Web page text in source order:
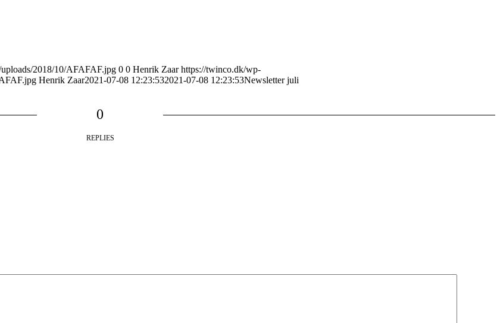
2018/10/AFAFAF.jpg 0 0 Henrik Zaar https://twinco.dk/wp-
Henrik Zaar2021-07-08 12:23:532021-07-08 12:23:53Newsletter juli
0
REPLIES